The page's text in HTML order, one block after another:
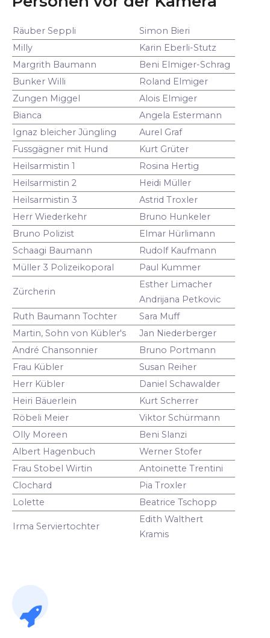
Räuber Seppli
Simon Bieri
Milly
Karin Eberli-Stutz
Margrith Baumann
Beni Elmiger-Schrag
Bunker Willi
Roland Elmiger
Zungen Miggel
Alois Elmiger
Bianca
Angela Estermann
Ignaz bleicher Jüngling
Aurel Graf
Fussgägner mit Hund
Kurt Grüter
Heilsarmistin 1
Rosina Hertig
Heilsarmistin 2
Heidi Müller
Heilsarmistin 3
Astrid Troxler
Herr Wiederkehr
Bruno Hunkeler
Bruno Polizist
Elmar Hürlimann
Schaagi Baumann
Rudolf Kaufmann
Müller 3 Polizeikoporal
Paul Kummer
Zürcherin
Esther Limacher
Andrijana Petkovic
Ruth Baumann Tochter
Sara Muff
Martin, Sohn von Kübler's
Jan Niederberger
André Chansonnier
Bruno Portmann
Frau Kübler
Susan Reiher
Herr Kübler
Daniel Schawalder
Heiri Bäuerlein
Kurt Scherrer
Röbeli Meier
Viktor Schürmann
Olly Moreen
Beni Slanzi
Albert Hagenbuch
Werner Stofer
Frau Stobel Wirtin
Antoinette Trentini
Clochard
Pia Troxler
Lolette
Beatrice Tschopp
Irma Serviertochter
Edith Walthert
Kramis